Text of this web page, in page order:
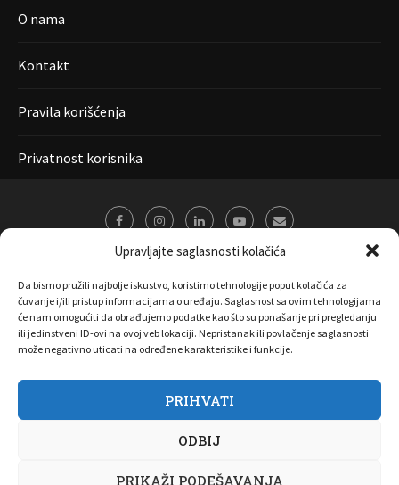
Upravljajte saglasnosti kolačića
Da bismo pružili najbolje iskustvo, koristimo tehnologije poput kolačića za
čuvanje i/ili pristup informacijama o uređaju. Saglasnost sa ovim tehnologijama
će nam omogućiti da obrađujemo podatke kao što su ponašanje pri pregledanju
ili jedinstveni ID-ovi na ovoj veb lokaciji. Nepristanak ili povlačenje saglasnosti
može negativno uticati na određene karakteristike i funkcije.
PRIHVATI
ODBIJ
PRIKAŽI PODEŠAVANJA
O nama
Kontakt
Pravila korišćenja
Privatnost korisnika
O nama Marketing Kontakt FAQ
Privatnost korisnika
Pravila korišćenja